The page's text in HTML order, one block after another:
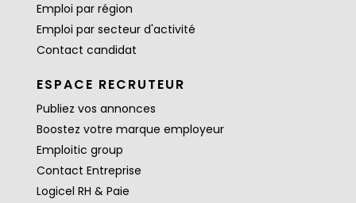
Emploi par région
Emploi par secteur d'activité
Contact candidat
ESPACE RECRUTEUR
Publiez vos annonces
Boostez votre marque employeur
Emploitic group
Contact Entreprise
Logicel RH & Paie